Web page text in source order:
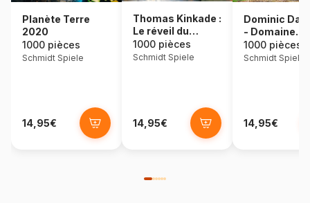
Planète Terre
2020
1000 pièces
Schmidt Spiele
14,95€
Thomas Kinkade :
Le réveil du
village
1000 pièces
Schmidt Spiele
14,95€
Dominic
- Domaine
idyllique
1000 pièces
Schmidt Spiele
14,95€